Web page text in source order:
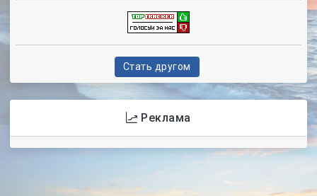
Стать другом
Реклама